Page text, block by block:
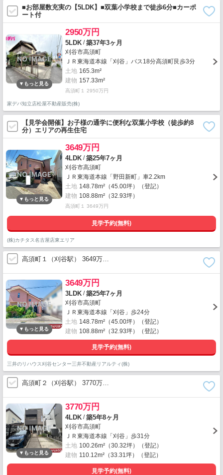
■お部屋数充実の【5LDK】■双葉小学校まで徒歩6分■カーポ
ート付
2950万円
5LDK /築37年3ヶ月
刈谷市高須町
ＪＲ東海道本線「刈谷」バス18分高須町艮歩3分
土地 165.3m²
建物 157.33m²
高須町１ 2950万円
家デパ知立店松屋不動産販売(株)
【見学会開催】お子様の通学に便利な双葉小学校（徒歩約8
分）エリアの再生住宅
3649万円
4LDK /築25年7ヶ月
刈谷市高須町
ＪＲ東海道本線「野田新町」車2.2km
土地 148.78m²（45.00坪）（登記）
建物 108.88m²（32.93坪）
高須町１ 3649万円
見学予約(無料)
(株)カチタス名古屋店東エリア
高須町１（刈谷駅） 3649万…
3649万円
3LDK /築25年7ヶ月
刈谷市高須町
ＪＲ東海道本線「刈谷」歩24分
土地 148.78m²（45.00坪）（登記）
建物 108.88m²（32.93坪）（登記）
見学予約(無料)
三井のリハウス刈谷センター三井不動産リアルティ(株)
高須町２（刈谷駅） 3770万…
3770万円
4LDK /築5年8ヶ月
刈谷市高須町
ＪＲ東海道本線「刈谷」歩31分
土地 100.26m²（30.32坪）（登記）
建物 110.12m²（33.31坪）（登記）
見学予約(無料)